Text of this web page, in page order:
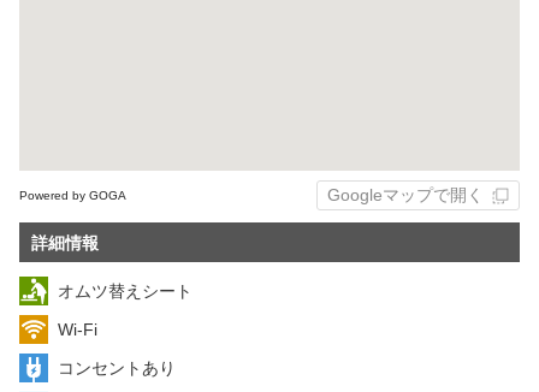
Powered by GOGA Googleマップで開く
詳細情報
オムツ替えシート
Wi-Fi
コンセントあり